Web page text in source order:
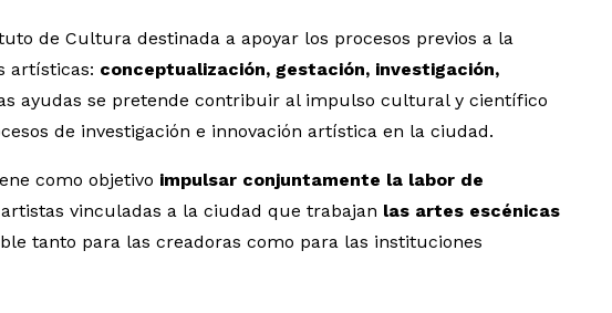
de Cultura destinada a apoyar los procesos previos a la
artísticas: conceptualización, gestación, investigación,
ayudas se pretende contribuir al impulso cultural y científico
de investigación e innovación artística en la ciudad.
como objetivo impulsar conjuntamente la labor de
vinculadas a la ciudad que trabajan las artes escénicas
tanto para las creadoras como para las instituciones